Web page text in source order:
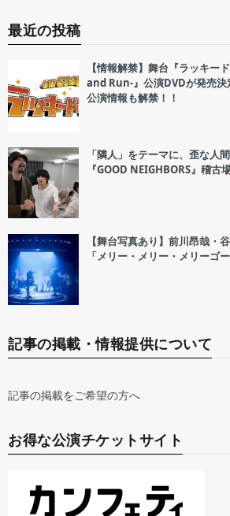
最近の投稿
【情報解禁】舞台『ラッキ
and Run-』公演DVDが発売
公演情報も解禁！！
「隣人」をテーマに、歪な人
『GOOD NEIGHBORS』稽古
【舞台写真あり】前川昂哉・
「メリー・メリー・メリーゴ
記事の掲載・情報提供について
記事の掲載をご希望の方へ
お得な公演チケットサイト